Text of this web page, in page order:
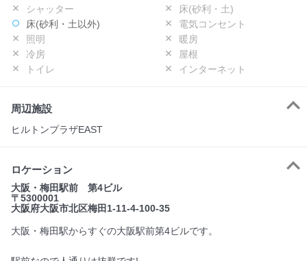
シャッター
床(砂利・土)
床(砂利・土以外)
電気コンセント
照明
暖房
冷房
屋根
トイレ
インターネット
周辺施設
ヒルトンプラザEAST
ロケーション
大阪・梅田駅前 第4ビル
〒5300001
大阪府大阪市北区梅田1-11-4-100-35
大阪・梅田駅からすぐの大阪駅前第4ビルです。